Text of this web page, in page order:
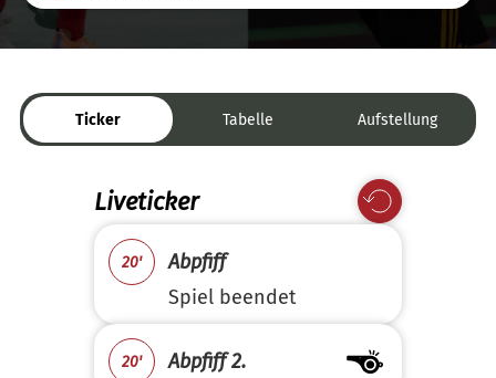
Ticker Tabelle Aufstellung
Liveticker
20'
Abpfiff
Spiel beendet
20' Abpfiff 2.